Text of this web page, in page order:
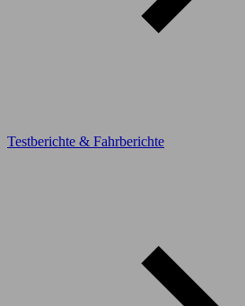
Testberichte & Fahrberichte